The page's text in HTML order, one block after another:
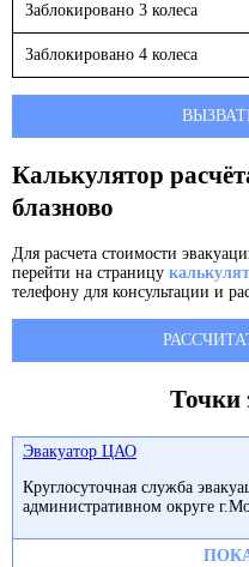
Заблокировано 3 колеса
Заблокировано 4 колеса
Калькулятор
блазново
Для расчета стоимости
перейти на страницу
телефону для консультации и
Точки
Эвакуатор ЦАО
Круглосуточная служба
административном округе